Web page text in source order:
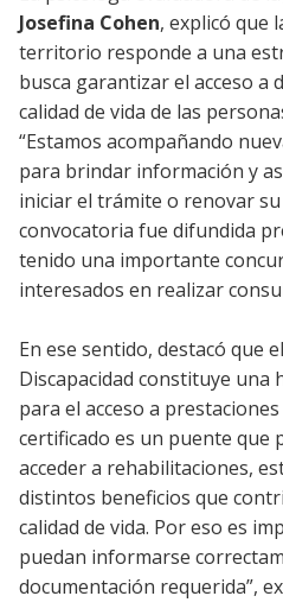
Josefina Cohen, explicó que
territorio responde a una
busca garantizar el acceso a
calidad de vida de las
“Estamos acompañando
para brindar información y
iniciar el trámite o renovar su
convocatoria fue difundida
tenido una importante
interesados en realizar
En ese sentido, destacó que
Discapacidad constituye
para el acceso a
certificado es un puente que
acceder a rehabilitaciones,
distintos beneficios que
calidad de vida. Por eso es
puedan informarse
documentación requerida”,